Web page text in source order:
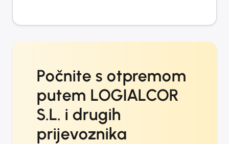
Počnite s otpremom
putem LOGIALCOR
S.L. i drugih
prijevoznika